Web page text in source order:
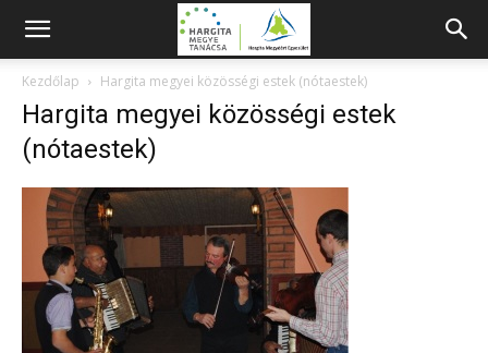
Kezdőlap Hargita megyei közösségi estek (nótaestek)
Hargita megyei közösségi estek
(nótaestek)